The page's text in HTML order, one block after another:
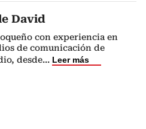
David
con experiencia en
de comunicación de
desde... Leer más